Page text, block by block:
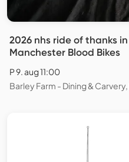
2026 nhs ride of thanks
Manchester Blood Bikes
P 9. aug 11:00
Barley Farm - Dining &